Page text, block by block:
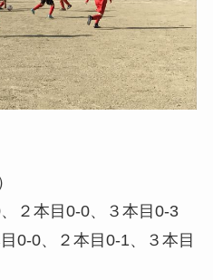
２本目0-0、３本目0-3
0-0、２本目0-1、３本目